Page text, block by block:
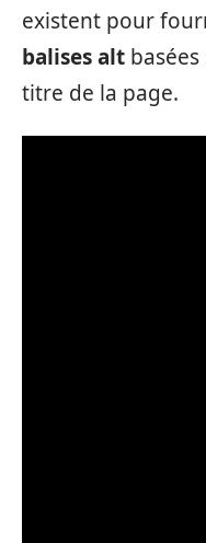
existent pour
balises alt
titre de la page.